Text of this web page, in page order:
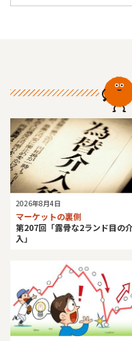
2026年8月4日
マーケットの裏側
第207回「露骨な2ランド目の
入」